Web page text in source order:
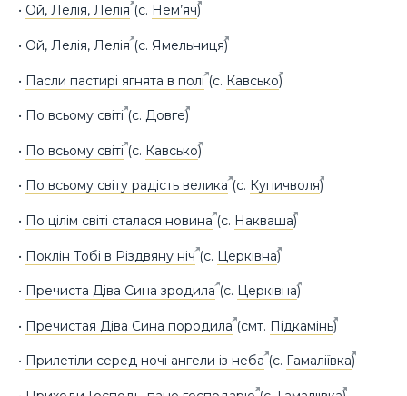
• Ой, Лелія, Лелія(с. Нем’яч)
• Ой, Лелія, Лелія(с. Ямельниця)
• Пасли пастирі ягнята в полі(с. Кавсько)
• По всьому світі(с. Довге)
• По всьому світі(с. Кавсько)
• По всьому світу радість велика(с. Купичволя)
• По цілім світі сталася новина(с. Накваша)
• Поклін Тобі в Різдвяну ніч(с. Церківна)
• Пречиста Діва Сина зродила(с. Церківна)
• Пречистая Діва Сина породила(смт. Підкамінь)
• Прилетіли серед ночі ангели із неба(с. Гамаліївка)